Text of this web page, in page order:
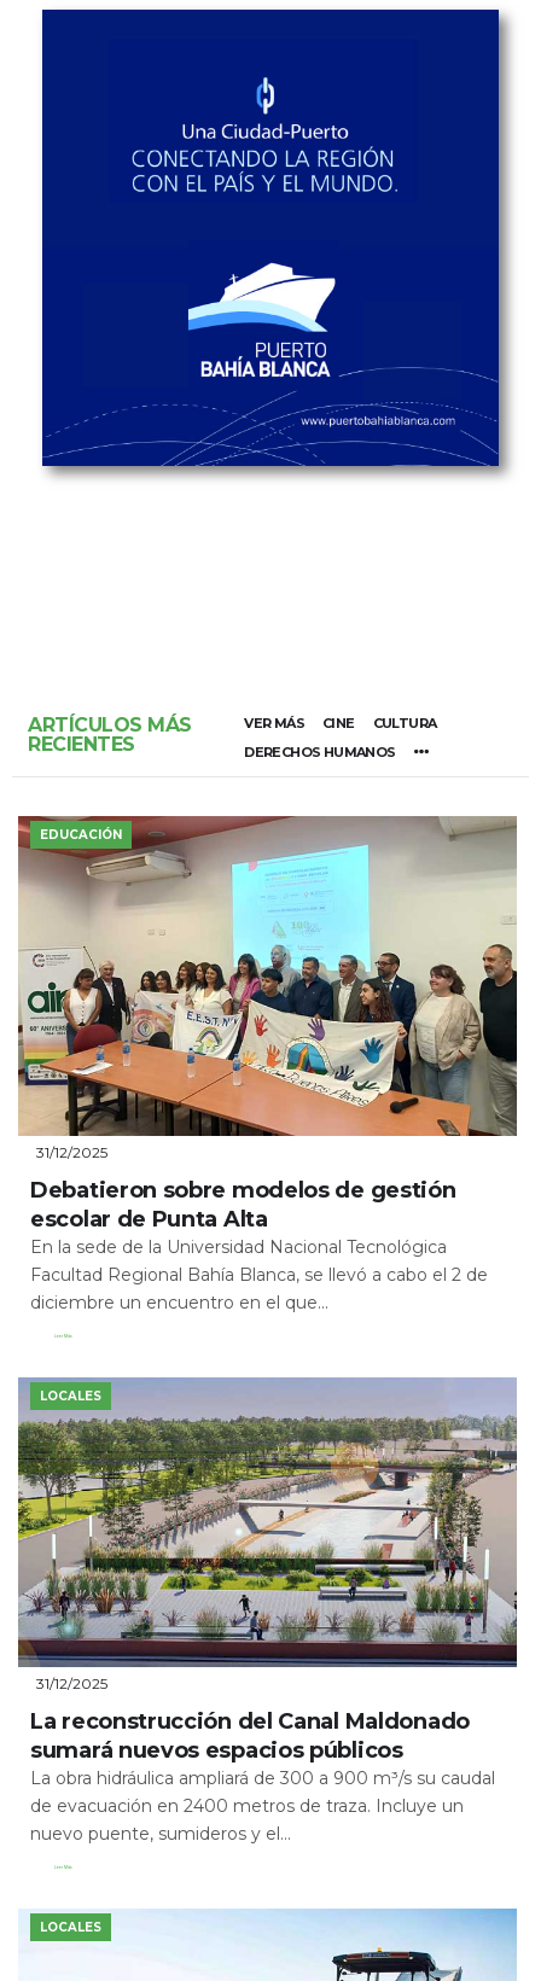
ARTÍCULOS MÁS
RECIENTES
VER MÁS CINE
CULTURA
DERECHOS HUMANOS
EDUCACIÓN
31/12/2025
Debatieron sobre modelos de gestión
escolar de Punta Alta
En la sede de la Universidad Nacional Tecnológica
Facultad Regional Bahía Blanca, se llevó a cabo el 2 de
diciembre un encuentro en el que...
Leer Más
LOCALES
31/12/2025
La reconstrucción del Canal Maldonado
sumará nuevos espacios públicos
La obra hidráulica ampliará de 300 a 900 m³/s su caudal
de evacuación en 2400 metros de traza. Incluye un
nuevo puente, sumideros y el...
Leer Más
LOCALES